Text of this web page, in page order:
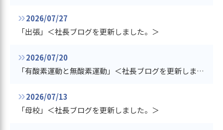
2026/07/27
「出張」＜社長ブログを更新しました。＞
2026/07/20
「有酸素運動と無酸素運動」＜社長ブログを更新しました。＞
2026/07/13
「母校」＜社長ブログを更新しました。＞